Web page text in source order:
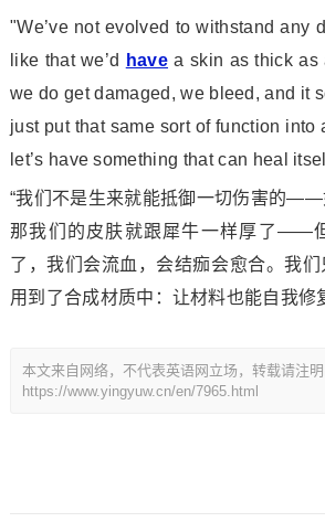
"We’ve not evolved to withstand any
like that we’d
have a skin as thick as
we do get damaged, we bleed, and it
just put that same sort of function into
let’s have something that can heal
“我们不是生来就能抵御一切伤害的——
那我们的皮肤就跟犀牛一样厚了——
了，我们会流血，会结痂会愈合。我
用到了合成材质中：让材料也能自我修
本文来自网络，不代表英语网立场，转载请注明
https://www.yingyuw.cn/en/7965.html